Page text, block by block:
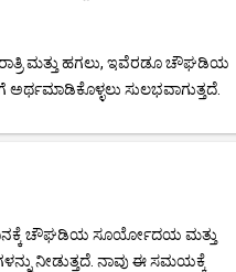
ಮತ್ತು ಹಗಲು, ಇವೆರಡೂ ಚೌಘಡಿಯ
ಸುಲಭವಾಗುತ್ತದೆ.
ದಿನಕ್ಕೆ ಚೌಘಡಿಯ ಸೂರ್ಯೋದಯ ಮತ್ತು
ನೀಡುತ್ತದೆ. ನಾವು ಈ ಸಮಯಕ್ಕೆ